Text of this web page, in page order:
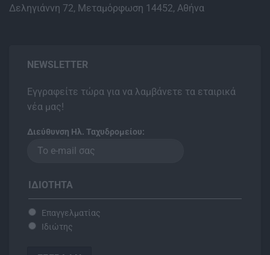
Δεληγιάννη 72, Μεταμόρφωση 14452, Αθήνα
NEWSLETTER
Εγγραφείτε τώρα για να λαμβάνετε τα εταιρικά
νέα μας!
Διεύθυνση Ηλ. Ταχυδρομείου:
ΙΔΙΌΤΗΤΑ
Επαγγελματίας
Ιδιώτης